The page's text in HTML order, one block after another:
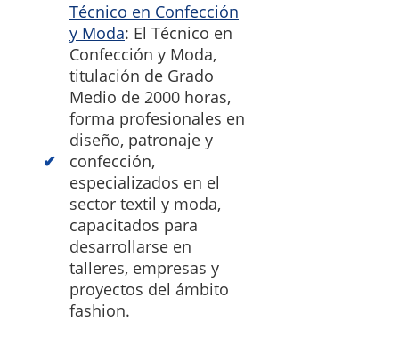
Técnico en Confección
y Moda: El Técnico en
Confección y Moda,
titulación de Grado
Medio de 2000 horas,
forma profesionales en
diseño, patronaje y
confección,
especializados en el
sector textil y moda,
capacitados para
desarrollarse en
talleres, empresas y
proyectos del ámbito
fashion.